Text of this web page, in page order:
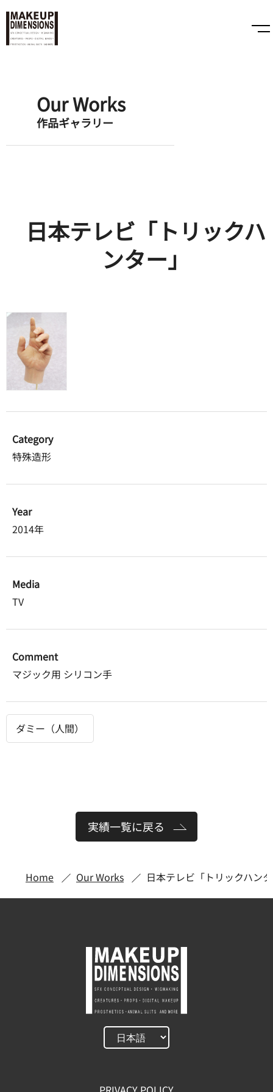
Our Works
作品ギャラリー
日本テレビ「トリックハ
ンター」
Category
特殊造形
Year
2014年
Media
TV
Comment
マジック用 シリコン手
ダミー（人間）
実績一覧に戻る
Home Our Works 日本テレビ「トリックハン